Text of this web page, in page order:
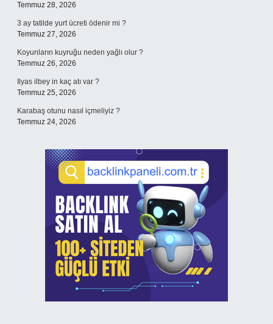
Temmuz 28, 2026
3 ay tatilde yurt ücreti ödenir mi ?
Temmuz 27, 2026
Koyunların kuyruğu neden yağlı olur ?
Temmuz 26, 2026
Ilyas ilbey in kaç atı var ?
Temmuz 25, 2026
Karabaş otunu nasıl içmeliyiz ?
Temmuz 24, 2026